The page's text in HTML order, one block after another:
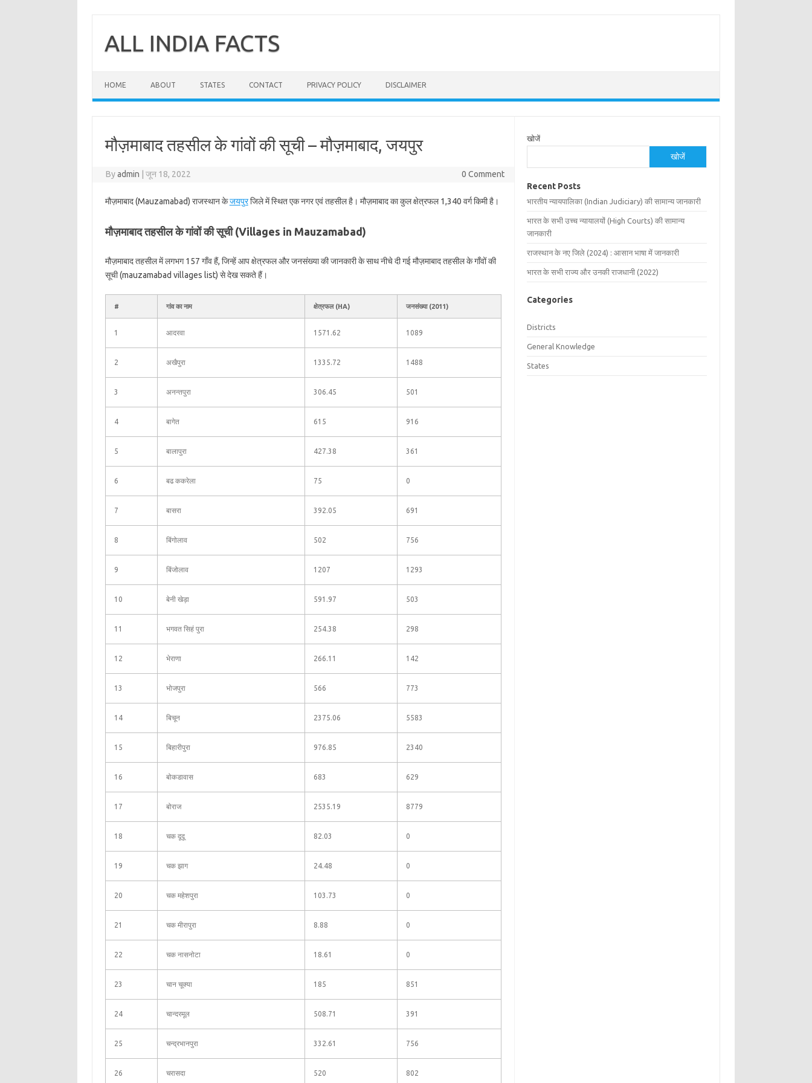
contentALL INDIA FACTS
HOME ABOUT STATES CONTACT PRIVACY POLICY DISCLAIMER
मौज़माबाद तहसील के गांवों की सूची – मौज़माबाद, जयपुर
Byadmin जून 18, 2022 0 Comment
मौज़माबाद (Mauzamabad) राजस्थान केजयपुरजिले में स्थित एक नगर एवं तहसील है। मौज़माबाद का कुल क्षेत्रफल 1,340 वर्ग किमी है।
मौज़माबाद तहसील के गांवों की सूची (Villages in Mauzamabad)
मौज़माबाद तहसील में लगभग 157 गाँव हैं, जिन्हें आप क्षेत्रफल और जनसंख्या की जानकारी के साथ नीचे दी गई मौज़माबाद तहसील के गाँवों की
सूची (mauzamabad villages list) से देख सकते हैं।
# गांव का नाम क्षेत्रफल (HA) जनसंख्या (2011)
1 आदरवा 1571.62 1089
2 अखैपुरा 1335.72 1488
3 अनन्तपुरा 306.45 501
4 बागेत 615 916
5 बालापुरा 427.38 361
6 बढ ककरेला 75 0
7 बासरा 392.05 691
8 बिंगोलाव 502 756
9 बिंजोलाव 1207 1293
10 बेनी खेड़ा 591.97 503
11 भगवत सिहं पुरा 254.38 298
12 भेराणा 266.11 142
13 भोजपुरा 566 773
14 बिचून 2375.06 5583
15 बिहारीपुरा 976.85 2340
16 बोकडावास 683 629
17 बोराज 2535.19 8779
18 चक दूदू 82.03 0
19 चक झाग 24.48 0
20 चक महेशपुरा 103.73 0
21 चक मीरापुरा 8.88 0
22 चक नासनोटा 18.61 0
23 चान चूक्या 185 851
24 चान्दरमूल 508.71 391
25 चन्द्रभानपुरा 332.61 756
26 चरासदा 520 802
खोजें
खोजें
Recent Posts
भारतीय न्यायपालिका (Indian Judiciary) की सामान्य जानकारी
भारत के सभी उच्च न्यायालयों (High Courts) की सामान्य
जानकारी
राजस्थान के नए जिले (2024) : आसान भाषा में जानकारी
भारत के सभी राज्य और उनकी राजधानी (2022)
Categories
Districts
General Knowledge
States